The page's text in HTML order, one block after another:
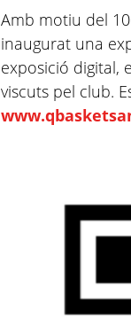
Amb motiu del
inaugurat una
exposició digital,
viscuts pel club.